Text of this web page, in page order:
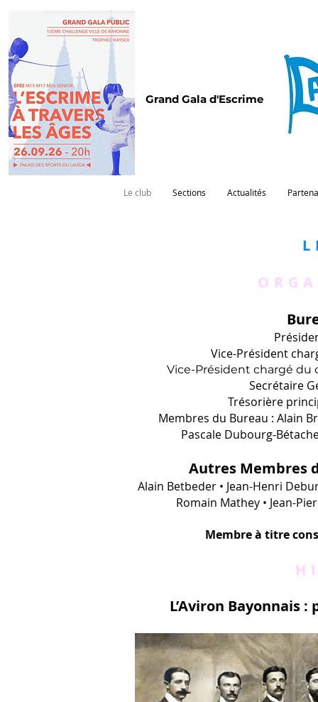
Grand Gala d'Escrime
Le club Sections Actualités
Vice-Président
Vice-Président chargé
Secrétaire
Trésorière
Membres du Bureau : Alain
Pascale Dubourg-
Autres Membres
Alain Betbeder • Jean-Henri
Romain Mathey • Jean-
Membre à titre
L’Aviron Bayonnais